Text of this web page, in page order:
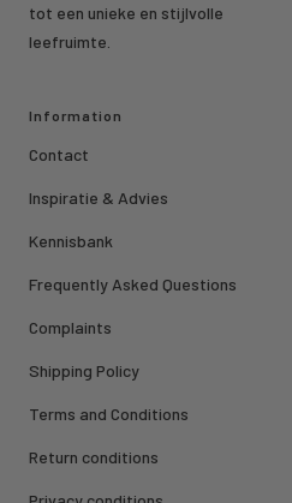
tot een unieke en stijlvolle
leefruimte.
Information
Contact
Inspiratie & Advies
Kennisbank
Frequently Asked Questions
Complaints
Shipping Policy
Terms and Conditions
Return conditions